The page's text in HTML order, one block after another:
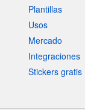
Plantillas
Usos
Mercado
Integraciones
Stickers gratis